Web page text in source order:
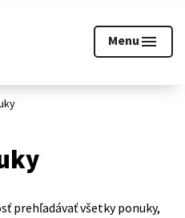
Menu menu
prehľadávať všetky ponuky,